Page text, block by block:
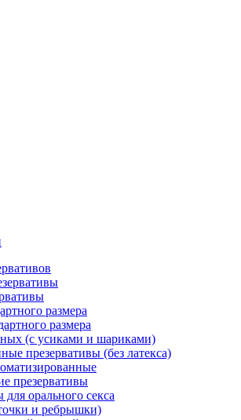
размера
размера
(с усиками и шариками)
презервативы (без латекса)
презервативы
орального секса
и ребрышки)